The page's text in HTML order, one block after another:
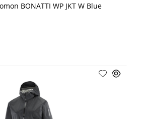
BONATTI WP JKT W Blue